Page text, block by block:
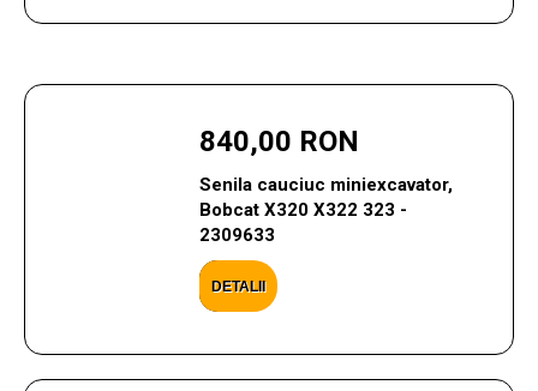
840,00 RON
Senila cauciuc miniexcavator,
Bobcat X320 X322 323 -
2309633
DETALII